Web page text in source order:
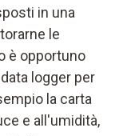
in una
le
è opportuno
logger per
la carta
e all'umidità,